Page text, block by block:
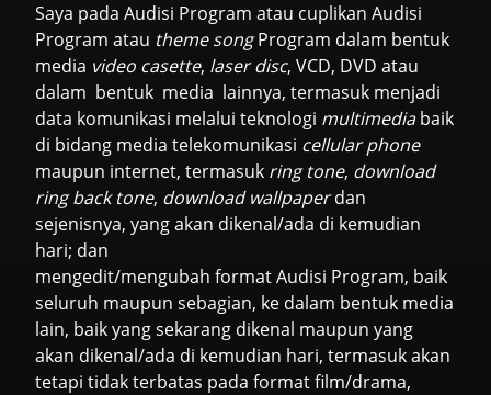
Saya pada Audisi Program atau cuplikan Audisi
Program atau theme songProgram dalam bentuk
media video casette, laser disc, VCD, DVD atau
dalam bentuk media lainnya, termasuk menjadi
data komunikasi melalui teknologi multimediabaik
di bidang media telekomunikasi cellular phone
maupun internet, termasuk ring tone, download
ring back tone, download wallpaperdan
sejenisnya, yang akan dikenal/ada di kemudian
hari; dan
mengedit/mengubah format Audisi Program, baik
seluruh maupun sebagian, ke dalam bentuk media
lain, baik yang sekarang dikenal maupun yang
akan dikenal/ada di kemudian hari, termasuk akan
tetapi tidak terbatas pada format film/drama,